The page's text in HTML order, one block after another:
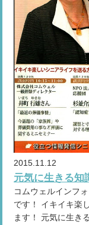
2015.11.12
元気に生きる知
コムウェルインフ
です！ イキイキ楽
ます！ 元気に生き